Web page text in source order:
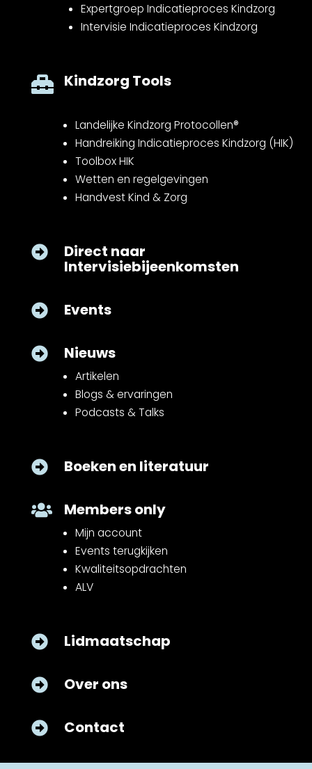
Expertgroep Indicatieproces Kindzorg
Intervisie Indicatieproces Kindzorg
 Kindzorg Tools
Landelijke Kindzorg Protocollen®
Handreiking Indicatieproces Kindzorg (HIK)
Toolbox HIK
Wetten en regelgevingen
Handvest Kind & Zorg
 Direct naar
Intervisiebijeenkomsten
 Events
 Nieuws
Artikelen
Blogs & ervaringen
Podcasts & Talks
 Boeken en literatuur
 Members only
Mijn account
Events terugkijken
Kwaliteitsopdrachten
ALV
 Lidmaatschap
 Over ons
 Contact